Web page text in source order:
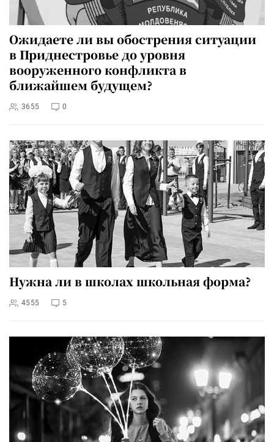
Ожидаете ли вы обострения ситуации
в Приднестровье до уровня
вооруженного конфликта в
ближайшем будущем?
3655 0
Нужна ли в школах школьная форма?
4555 5